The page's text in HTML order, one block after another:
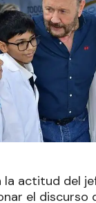
la actitud del
el discurso